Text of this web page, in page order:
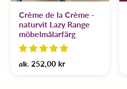
Crème de la Crème -
naturvit Lazy Range
möbelmålarfärg
alk. 252,00 kr